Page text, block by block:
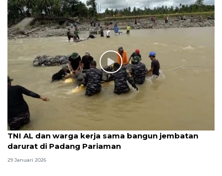
TNI AL dan warga kerja sama bangun jembatan
darurat di Padang Pariaman
29 Januari 2026